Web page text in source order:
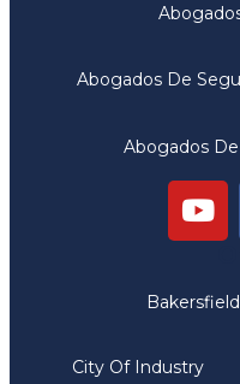
Abogados De
Abogados
Bakersfield
City Of Industry